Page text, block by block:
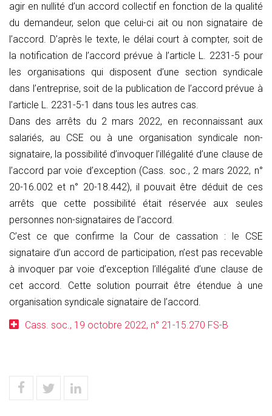
agir en nullité d’un accord collectif en fonction de la qualité
du demandeur, selon que celui-ci ait ou non signataire de
l’accord. D’après le texte, le délai court à compter, soit de
la notification de l’accord prévue à l’article L. 2231-5 pour
les organisations qui disposent d’une section syndicale
dans l’entreprise, soit de la publication de l’accord prévue à
l’article L. 2231-5-1 dans tous les autres cas.
Dans des arrêts du 2 mars 2022, en reconnaissant aux
salariés, au CSE ou à une organisation syndicale non-
signataire, la possibilité d’invoquer l’illégalité d’une clause de
l’accord par voie d’exception (Cass. soc., 2 mars 2022, n°
20-16.002 et n° 20-18.442), il pouvait être déduit de ces
arrêts que cette possibilité était réservée aux seules
personnes non-signataires de l’accord.
C’est ce que confirme la Cour de cassation : le CSE
signataire d’un accord de participation, n’est pas recevable
à invoquer par voie d’exception l’illégalité d’une clause de
cet accord. Cette solution pourrait être étendue à une
organisation syndicale signataire de l’accord.
Cass. soc., 19 octobre 2022, n° 21-15.270 FS-B